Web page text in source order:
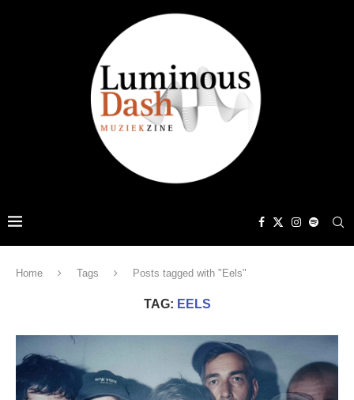
Home Tags Posts tagged with "Eels"
TAG: EELS